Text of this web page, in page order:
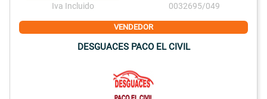
Iva Incluido 0032695/049
VENDEDOR
DESGUACES PACO EL CIVIL